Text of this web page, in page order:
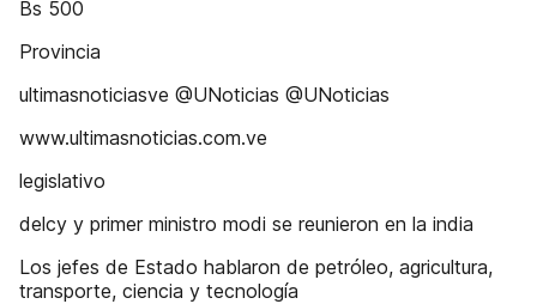
Bs 500
Provincia
ultimasnoticiasve @UNoticias @UNoticias
www.ultimasnoticias.com.ve
legislativo
delcy y primer ministro modi se reunieron en la india
Los jefes de Estado hablaron de petróleo, agricultura,
transporte, ciencia y tecnología